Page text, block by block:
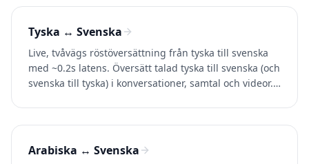
Tyska ↔ Svenska
Live, tvåvägs röstöversättning från tyska till svenska
med ~0.2s latens. Översätt talad tyska till svenska (och
svenska till tyska) i konversationer, samtal och videor.
Arabiska ↔ Svenska